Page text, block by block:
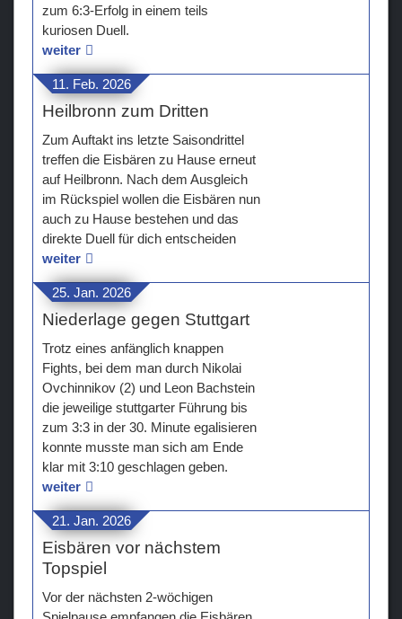
zum 6:3-Erfolg in einem teils
kuriosen Duell.
weiter
11. Feb. 2026
Heilbronn zum Dritten
Zum Auftakt ins letzte Saisondrittel
treffen die Eisbären zu Hause erneut
auf Heilbronn. Nach dem Ausgleich
im Rückspiel wollen die Eisbären nun
auch zu Hause bestehen und das
direkte Duell für dich entscheiden
weiter
25. Jan. 2026
Niederlage gegen Stuttgart
Trotz eines anfänglich knappen
Fights, bei dem man durch Nikolai
Ovchinnikov (2) und Leon Bachstein
die jeweilige stuttgarter Führung bis
zum 3:3 in der 30. Minute egalisieren
konnte musste man sich am Ende
klar mit 3:10 geschlagen geben.
weiter
21. Jan. 2026
Eisbären vor nächstem
Topspiel
Vor der nächsten 2-wöchigen